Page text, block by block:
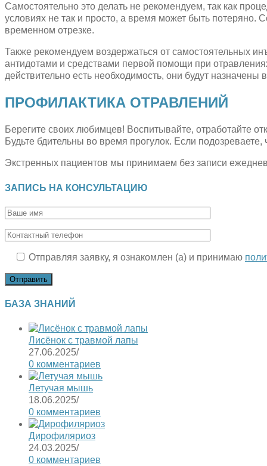
Самостоятельно это делать не рекомендуем, так как
условиях не так и просто, а время может быть
временном отрезке.
Также рекомендуем воздержаться от самостоятельных
антидотами и средствами первой помощи при
действительно есть необходимость, они будут назначены
ПРОФИЛАКТИКА ОТРАВЛЕНИЙ
Берегите своих любимцев! Воспитывайте, отработайте
Будьте бдительны во время прогулок. Если
Экстренных пациентов мы принимаем без записи
ЗАПИСЬ НА КОНСУЛЬТАЦИЮ
Отправляя заявку, я ознакомлен (а) и принимаю
БАЗА ЗНАНИЙ
Лисёнок с травмой лапы
27.06.2025/
0 комментариев
Летучая мышь
18.06.2025/
0 комментариев
Дирофиляриоз
24.03.2025/
0 комментариев